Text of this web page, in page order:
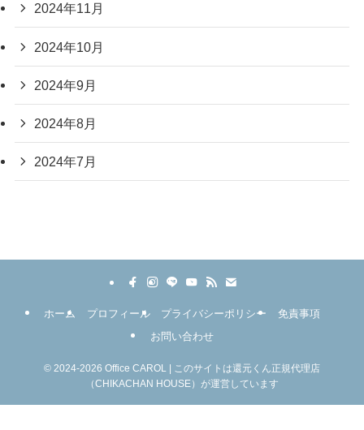
2024年11月
2024年10月
2024年9月
2024年8月
2024年7月
ホーム プロフィール プライバシーポリシー
免責事項
お問い合わせ
© 2024-2026 Office CAROL | このサイトは還元くん正規代理店
（CHIKACHAN HOUSE）が運営しています